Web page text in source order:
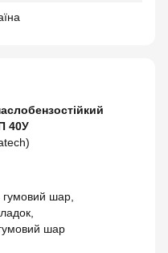
40У
гумовий шар,
шар